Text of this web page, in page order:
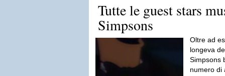
Tutte le guest stars
Simpsons
Oltre ad
longeva
Simpsons
numero di